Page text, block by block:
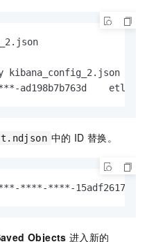
ef710470-****-****-****-
中的 ID 替换。
****-****-
Objects 进入新的